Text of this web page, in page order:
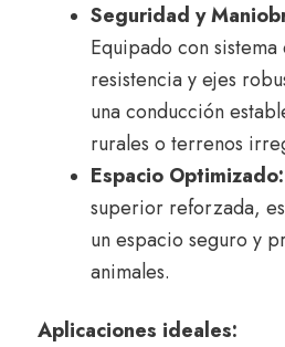
Seguridad y
Equipado con
resistencia y ejes
una conducción
rurales o terrenos
Espacio Optimizado:
superior reforzada,
un espacio seguro y
animales.
Aplicaciones ideales: